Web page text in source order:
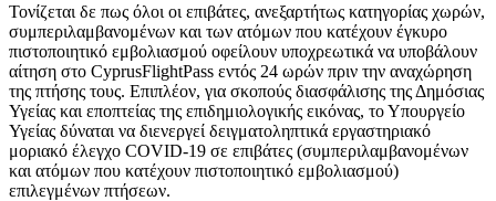
Τονίζεται δε πως όλοι οι επιβάτες, ανεξαρτήτως κατηγορίας χωρών,
συμπεριλαμβανομένων και των ατόμων που κατέχουν έγκυρο
πιστοποιητικό εμβολιασμού οφείλουν υποχρεωτικά να υποβάλουν
αίτηση στο CyprusFlightPass εντός 24 ωρών πριν την αναχώρηση
της πτήσης τους. Επιπλέον, για σκοπούς διασφάλισης της Δημόσιας
Υγείας και εποπτείας της επιδημιολογικής εικόνας, το Υπουργείο
Υγείας δύναται να διενεργεί δειγματοληπτικά εργαστηριακό
μοριακό έλεγχο COVID-19 σε επιβάτες (συμπεριλαμβανομένων
και ατόμων που κατέχουν πιστοποιητικό εμβολιασμού)
επιλεγμένων πτήσεων.